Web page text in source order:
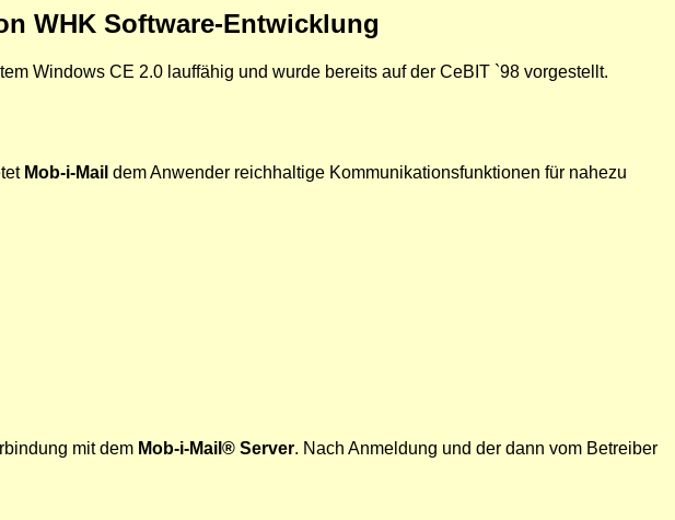
WHK Software-Entwicklung
Windows CE 2.0 lauffähig und wurde bereits auf der CeBIT `98 vorgestellt.
Mob-i-Mail dem Anwender reichhaltige Kommunikationsfunktionen für nahezu
mit dem Mob-i-Mail® Server. Nach Anmeldung und der dann vom Betreiber